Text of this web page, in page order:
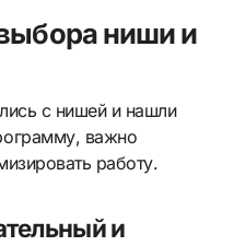
ниши и
с нишей и нашли
важно
работу.
и